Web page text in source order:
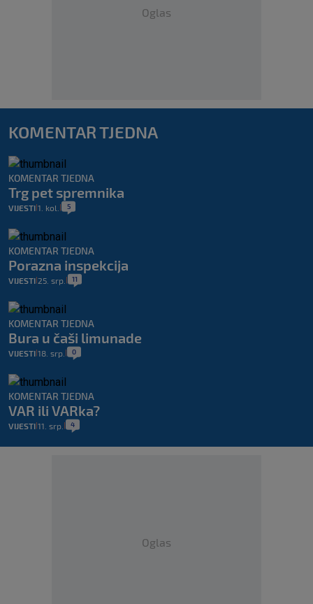
Oglas
KOMENTAR TJEDNA
KOMENTAR TJEDNA
Trg pet spremnika
VIJESTI 1. kol. 5
KOMENTAR TJEDNA
Porazna inspekcija
VIJESTI 25. srp. 11
KOMENTAR TJEDNA
Bura u čaši limunade
VIJESTI 18. srp. 0
KOMENTAR TJEDNA
VAR ili VARka?
VIJESTI 11. srp. 4
Oglas